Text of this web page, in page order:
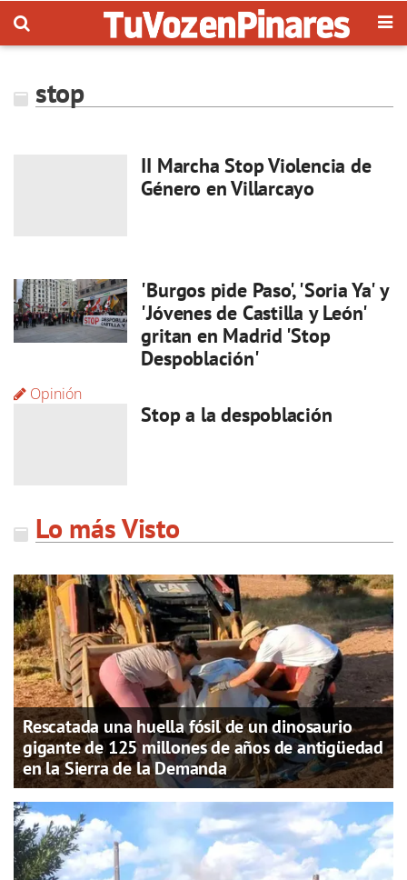
stop
II Marcha Stop Violencia de
Género en Villarcayo
'Burgos pide Paso', 'Soria Ya' y
'Jóvenes de Castilla y León'
gritan en Madrid 'Stop
Despoblación'
Opinión
Stop a la despoblación
Lo más Visto
Rescatada una huella fósil de un dinosaurio
gigante de 125 millones de años de antigüedad
en la Sierra de la Demanda